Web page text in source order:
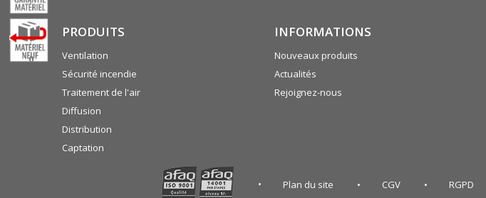
0
PRODUITS
Ventilation
Sécurité incendie
Traitement de l'air
Diffusion
Distribution
Captation
INFORMATIONS
Nouveaux produits
Actualités
Rejoignez-nous
Plan du site CGV RGPD